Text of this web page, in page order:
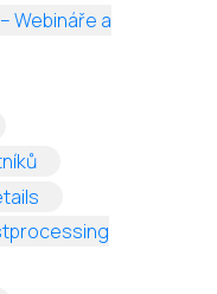
Webináře a
(opens in a new tab)
tab)